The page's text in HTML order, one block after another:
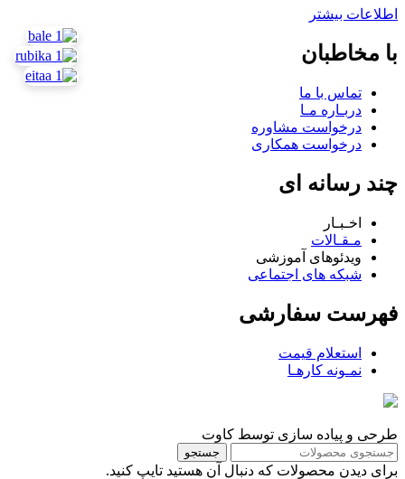
اطلاعات بیشتر
با مخاطبان
تماس با ما
دربـاره مـا
درخواست مشاوره
درخواست همکاری
چند رسانه ای
اخـبـار
مـقـالات
ویدئوهای آموزشی
شبکه های اجتماعی
فهرست سفارشی
استعلام قیمت
نمـونه کارهـا
طرحی و پیاده سازی توسط کاوت
جستجو
برای دیدن محصولات که دنبال آن هستید تایپ کنید.